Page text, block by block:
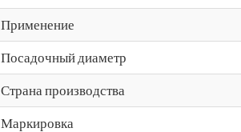
Применение
Посадочный диаметр
Страна производства
Маркировка